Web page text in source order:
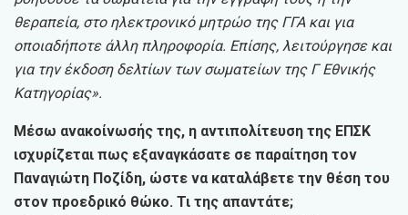
θεραπεία, στο ηλεκτρονικό μητρώο της ΓΓΑ και για
οποιαδήποτε άλλη πληροφορία. Επίσης, λειτούργησε και
για την έκδοση δελτίων των σωματείων της Γ Εθνικής
Κατηγορίας».
Μέσω ανακοίνωσής της, η αντιπολίτευση της ΕΠΣΚ
ισχυρίζεται πως εξαναγκάσατε σε παραίτηση τον
Παναγιώτη Ποζίδη, ώστε να καταλάβετε την θέση του
στον προεδρικό θώκο. Τι της απαντάτε;